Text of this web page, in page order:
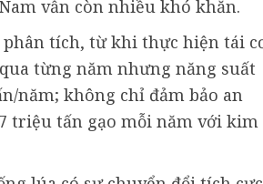
vẫn còn nhiều khó khăn.
tích, từ khi thực hiện tái
từng năm nhưng năng suất
năm; không chỉ đảm bảo an
triệu tấn gạo mỗi năm với kim